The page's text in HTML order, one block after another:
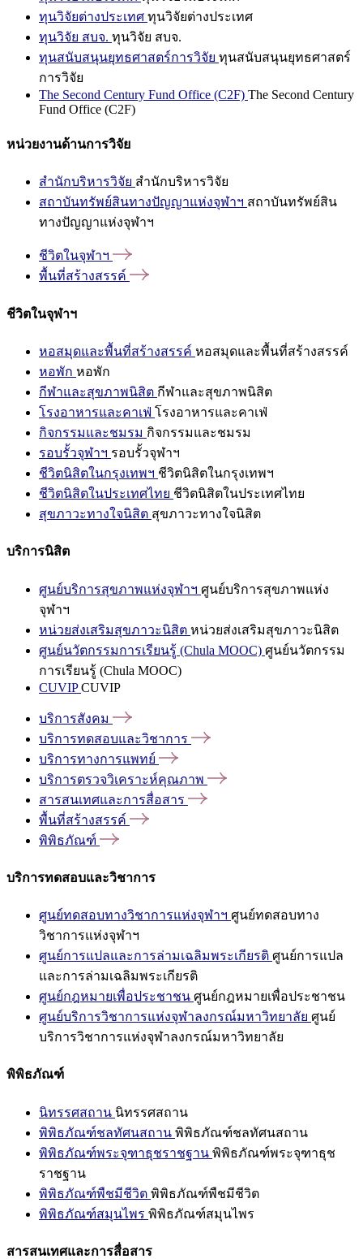
ทุนวิจัยต่างประเทศ ทุนวิจัยต่างประเทศ
ทุนวิจัย สบจ. ทุนวิจัย สบจ.
ทุนสนับสนุนยุทธศาสตร์การวิจัย ทุนสนับสนุนยุทธศาสตร์
การวิจัย
The Second Century Fund Office (C2F) The Second Century
Fund Office (C2F)
หน่วยงานด้านการวิจัย
สำนักบริหารวิจัย สำนักบริหารวิจัย
สถาบันทรัพย์สินทางปัญญาแห่งจุฬาฯ สถาบันทรัพย์สิน
ทางปัญญาแห่งจุฬาฯ
ชีวิตในจุฬาฯ
พื้นที่สร้างสรรค์
ชีวิตในจุฬาฯ
หอสมุดและพื้นที่สร้างสรรค์ หอสมุดและพื้นที่สร้างสรรค์
หอพัก หอพัก
กีฬาและสุขภาพนิสิต กีฬาและสุขภาพนิสิต
โรงอาหารและคาเฟ่ โรงอาหารและคาเฟ่
กิจกรรมและชมรม กิจกรรมและชมรม
รอบรั้วจุฬาฯ รอบรั้วจุฬาฯ
ชีวิตนิสิตในกรุงเทพฯ ชีวิตนิสิตในกรุงเทพฯ
ชีวิตนิสิตในประเทศไทย ชีวิตนิสิตในประเทศไทย
สุขภาวะทางใจนิสิต สุขภาวะทางใจนิสิต
บริการนิสิต
ศูนย์บริการสุขภาพแห่งจุฬาฯ ศูนย์บริการสุขภาพแห่ง
จุฬาฯ
หน่วยส่งเสริมสุขภาวะนิสิต หน่วยส่งเสริมสุขภาวะนิสิต
ศูนย์นวัตกรรมการเรียนรู้ (Chula MOOC) ศูนย์นวัตกรรม
การเรียนรู้ (Chula MOOC)
CUVIPCUVIP
บริการสังคม
บริการทดสอบและวิชาการ
บริการทางการแพทย์
บริการตรวจวิเคราะห์คุณภาพ
สารสนเทศและการสื่อสาร
พื้นที่สร้างสรรค์
พิพิธภัณฑ์
บริการทดสอบและวิชาการ
ศูนย์ทดสอบทางวิชาการแห่งจุฬาฯ ศูนย์ทดสอบทาง
วิชาการแห่งจุฬาฯ
ศูนย์การแปลและการล่ามเฉลิมพระเกียรติ ศูนย์การแปล
และการล่ามเฉลิมพระเกียรติ
ศูนย์กฎหมายเพื่อประชาชน ศูนย์กฎหมายเพื่อประชาชน
ศูนย์บริการวิชาการแห่งจุฬาลงกรณ์มหาวิทยาลัย ศูนย์
บริการวิชาการแห่งจุฬาลงกรณ์มหาวิทยาลัย
พิพิธภัณฑ์
นิทรรศสถาน นิทรรศสถาน
พิพิธภัณฑ์ชลทัศนสถาน พิพิธภัณฑ์ชลทัศนสถาน
พิพิธภัณฑ์พระจุฑาธุชราชฐาน พิพิธภัณฑ์พระจุฑาธุช
ราชฐาน
พิพิธภัณฑ์พืชมีชีวิต พิพิธภัณฑ์พืชมีชีวิต
พิพิธภัณฑ์สมุนไพร พิพิธภัณฑ์สมุนไพร
สารสนเทศและการสื่อสาร